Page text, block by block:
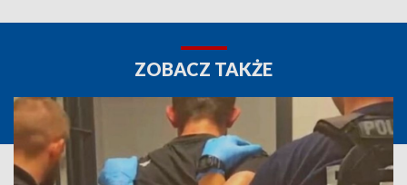
ZOBACZ TAKŻE